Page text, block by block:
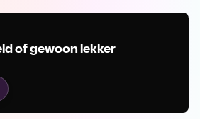
of gewoon lekker